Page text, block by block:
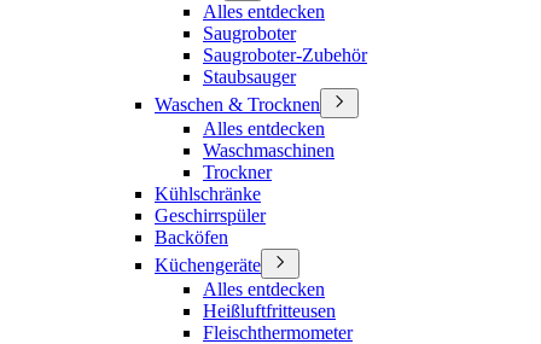
Alles entdecken
Saugroboter
Saugroboter-Zubehör
Staubsauger
Waschen & Trocknen
Alles entdecken
Waschmaschinen
Trockner
Kühlschränke
Geschirrspüler
Backöfen
Küchengeräte
Alles entdecken
Heißluftfritteusen
Fleischthermometer